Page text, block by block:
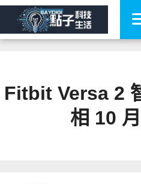
Fitbit Versa 2
相 10